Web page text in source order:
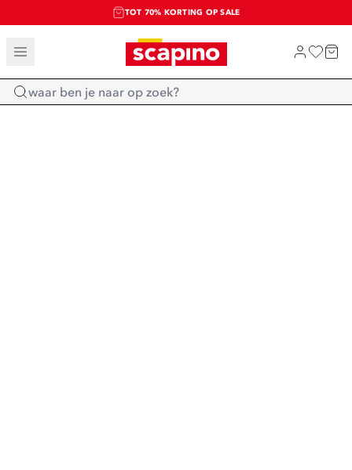
TOT 70% KORTING OP SALE
SALE: LAATSTE KANS!
SHOP NIEUW
Home